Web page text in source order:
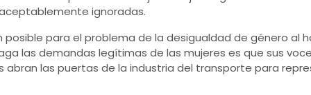
ignoradas.
posible para el problema de la desigualdad de género al
las demandas legítimas de las mujeres es que sus
abran las puertas de la industria del transporte para